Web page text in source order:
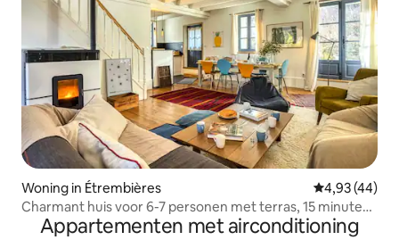
Woning in Étrembières Gemiddelde
4,93 (44)
Charmant huis voor 6-7 personen met terras, 15 minuten
van Genève
Appartementen met airconditioning